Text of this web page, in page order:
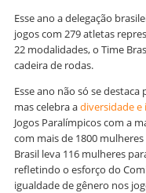
Esse ano a delegação
jogos com 279 atletas
22 modalidades, o Time
cadeira de rodas.
Esse ano não só se
mas celebra adiversidade e
Jogos Paralímpicos com a
com mais de 1800
Brasil leva 116 mulheres
refletindo o esforço do
igualdade de gênero nos